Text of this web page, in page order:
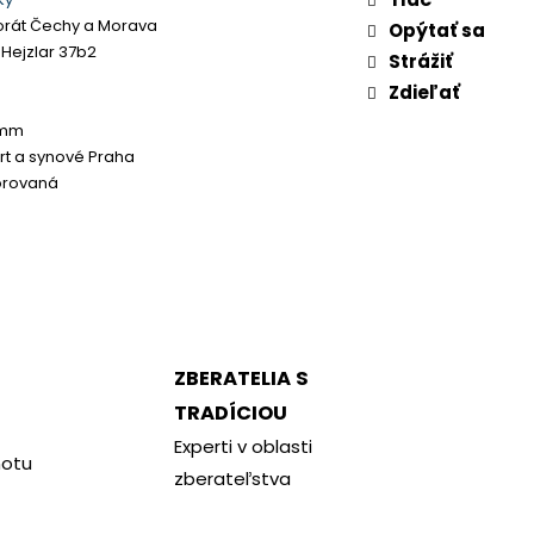
Čechy a Morava
37b2
a synové Praha
Opýtať sa
Strážiť
Zdieľať
ZBERATELIA S
TRADÍCIOU
Experti v oblasti
zberateľstva